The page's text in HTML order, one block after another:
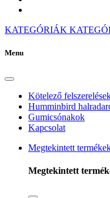
KATEGÓRIÁK
Menu
Kötelező
Humminbird
Gumicsónakok
Kapcsolat
Megtekintett
Megtekintett